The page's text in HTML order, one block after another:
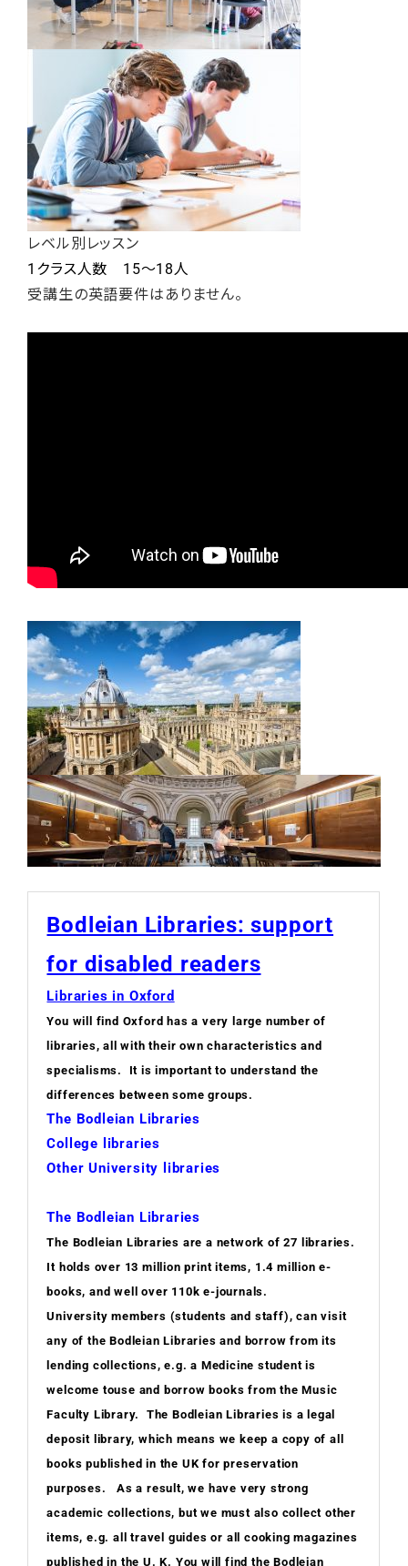
レベル別レッスン
1クラス人数 15～18人
受講生の英語要件はありません。
Bodleian Libraries: support
for disabled readers
Libraries in Oxford
You will find Oxford has a very large number of
libraries, all with their own characteristics and
specialisms. It is important to understand the
differences between some groups.
The Bodleian Libraries
College libraries
Other University libraries
The Bodleian Libraries
The Bodleian Libraries are a network of 27 libraries.
It holds over 13 million print items, 1.4 million e-
books, and well over 110k e-journals.
University members (students and staff), can visit
any of the Bodleian Libraries and borrow from its
lending collections, e.g. a Medicine student is
welcome touse and borrow books from the Music
Faculty Library. The Bodleian Libraries is a legal
deposit library, which means we keep a copy of all
books published in the UK for preservation
purposes. As a result, we have very strong
academic collections, but we must also collect other
items, e.g. all travel guides or all cooking magazines
published in the U. K. You will find the Bodleian